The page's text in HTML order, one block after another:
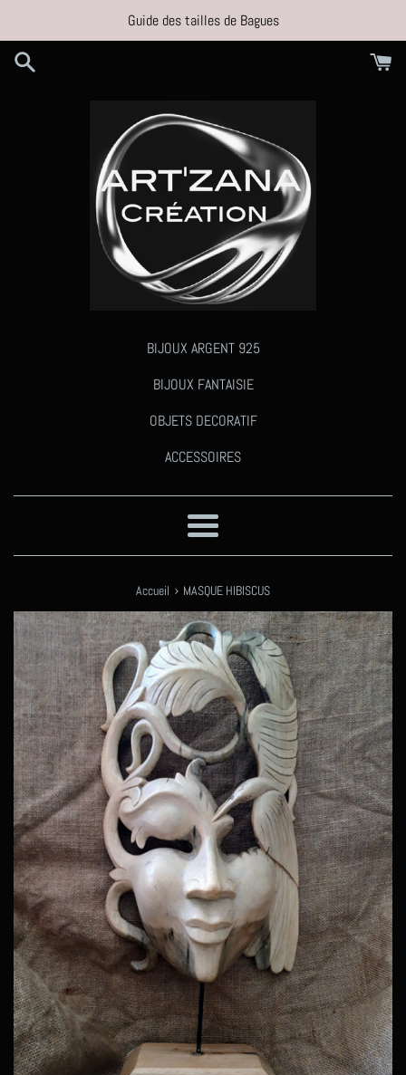
contenu
Guide des tailles de Bagues
BIJOUX ARGENT 925
BIJOUX FANTAISIE
OBJETS DECORATIF
ACCESSOIRES
Menu
Accueil › MASQUE HIBISCUS